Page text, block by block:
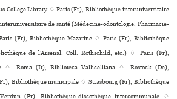
College Library ♢ Paris (Fr), Bibliothèque inte­ru­ni­ver­si­taire
de santé (Médecine-odon­to­lo­gie, Pharmacie-
(Fr), Bibliothèque Mazarine ♢ Paris (Fr), Bibliothèque
de l’Arsenal, Coll. Rothschild, etc.) ♢ Paris (Fr),
♢ Roma (It), Biblioteca Vallicelliana ♢ Rostock (De),
Bibliothèque muni­ci­pale ♢ Strasbourg (Fr), Bibliothèque
(Fr), Bibliothèque-dis­co­thè­que inter­com­mu­nale ♢